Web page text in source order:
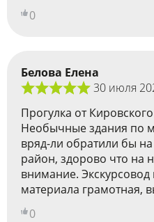
0
Белова Елена
30 июля
Прогулка от
Необычные здания по
вряд-ли обратили бы
район, здорово что на
внимание.
материала грамотная,
0